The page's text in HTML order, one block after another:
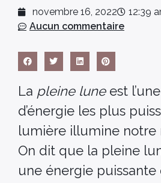
novembre 16, 2022
12:39
Aucun commentaire
La pleine luneest
d’énergie les plus
lumière illumine notre
On dit que la pleine
une énergie puissante